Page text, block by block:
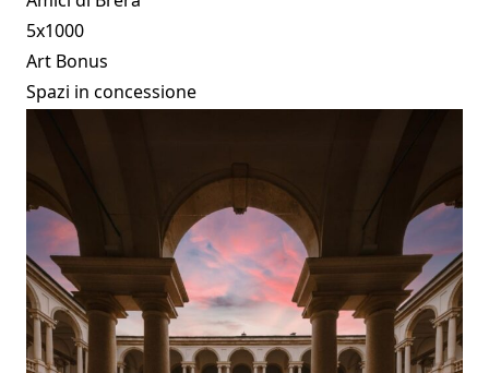
5x1000
Art Bonus
Spazi in concessione